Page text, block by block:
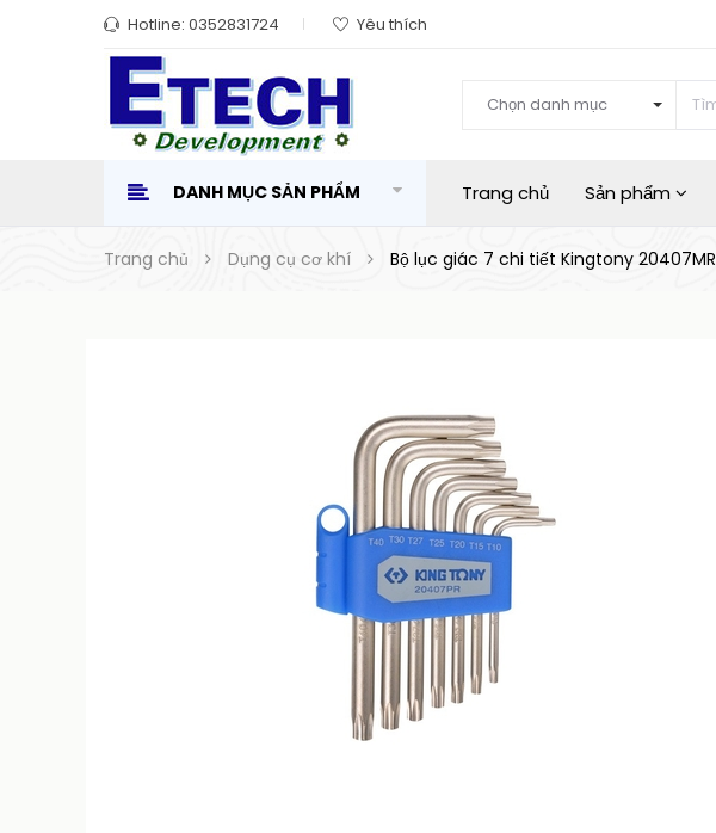
Hotline: 0352831724 Yêu thích
Chọn danh mục
DANH MỤC SẢN PHẨM Trang chủ Sản phẩm
Trang chủ Dụng cụ cơ khí Bộ lục giác 7 chi tiết Kingtony 20407MR